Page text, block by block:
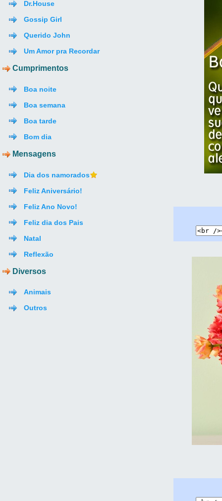
Dr.House
Gossip Girl
Querido John
Um Amor pra Recordar
Cumprimentos
Boa noite
Boa semana
Boa tarde
Bom dia
Mensagens
Dia dos namorados
Feliz Aniversário!
Feliz Ano Novo!
Feliz dia dos Pais
Natal
Reflexão
Diversos
Animais
Outros